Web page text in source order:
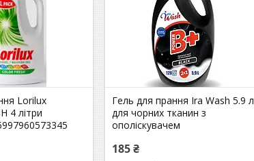
Lorilux
4 літри
Гель для прання Ira Wash 5.9 л
для чорних тканин з
ополіскувачем
185 ₴